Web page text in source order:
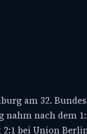
am 32.
nach dem
bei Union